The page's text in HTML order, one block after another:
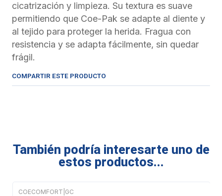
cicatrización y limpieza. Su textura es suave
permitiendo que Coe-Pak se adapte al diente y
al tejido para proteger la herida. Fragua con
resistencia y se adapta fácilmente, sin quedar
frágil.
COMPARTIR ESTE PRODUCTO
También podría interesarte uno de
estos productos...
COECOMFORT GC